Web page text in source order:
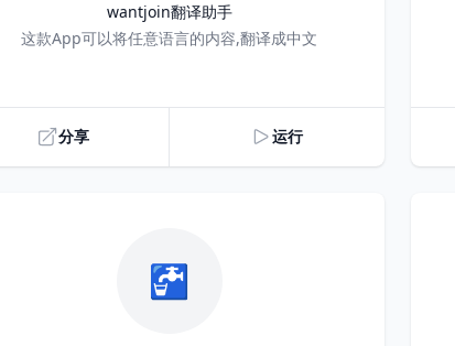
wantjoin翻译助手
Title这款App可以将任意语言的内容,翻译成中文
分享 运行
🚰